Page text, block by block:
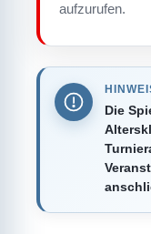
aufzurufen.
Die